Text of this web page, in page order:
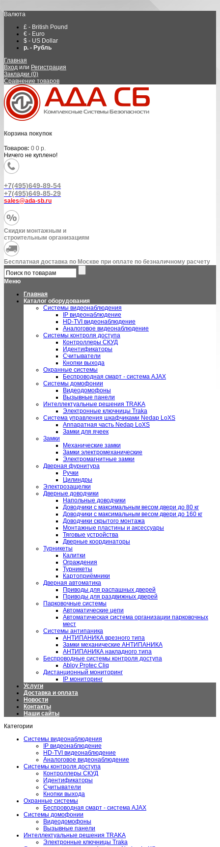
Валюта
£ - British Pound
€ - Euro
$ - US Dollar
р. - Рубль
Главная
Вход или Регистрация
Закладки (0)
Сравнение товаров
Корзина покупок
Товаров: 0 0 р.
Ничего не куплено!
+7(495)649-89-54
+7(495)649-85-29
sales@ada-sb.ru
Скидки монтажным и
строительным организациям
Бесплатная доставка по Москве при оплате по безналичному расчету
Меню
Главная
Каталог оборудования
Системы видеонаблюдения
IP видеонаблюдение
HD-TVI видеонаблюдение
Аналоговое видеонаблюдение
Системы контроля доступа
Контроллеры СКУД
Идентификаторы
Считыватели
Кнопки выхода
Охранные системы
Беспроводная смарт - система AJAX
Системы домофонии
Видеодомофоны
Вызывные панели
Интеллектуальные решения TRAKA
Электронные ключницы Traka
Система управления шкафчиками Nedap LoXS
Аппаратная часть Nedap LoXS
Замки для ячеек
Замки
Механические замки
Замки электромеханические
Электромагнитные замки
Дверная фурнитура
Ручки
Цилиндры
Электрозащелки
Дверные доводчики
Напольные доводчики
Доводчики с максимальным весом двери до 80 кг
Доводчики с максимальным весом двери до 160 кг
Доводчики скрытого монтажа
Монтажные пластины и аксессуары
Тяговые устройства
Дверные координаторы
Турникеты
Калитки
Ограждения
Турникеты
Картоприёмники
Дверная автоматика
Приводы для распашных дверей
Приводы для раздвижных дверей
Парковочные системы
Автоматические цепи
Автоматическая система организации парковочных
мест
Системы антипаника
АНТИПАНИКА врезного типа
Замки механические АНТИПАНИКА
АНТИПАНИКА накладного типа
Беспроводные системы контроля доступа
Abloy Protec Cliq
Дистанционный мониторинг
IP мониторинг
Услуги
Доставка и оплата
Новости
Контакты
Наши сайты
Категории
Системы видеонаблюдения
IP видеонаблюдение
HD-TVI видеонаблюдение
Аналоговое видеонаблюдение
Системы контроля доступа
Контроллеры СКУД
Идентификаторы
Считыватели
Кнопки выхода
Охранные системы
Беспроводная смарт - система AJAX
Системы домофонии
Видеодомофоны
Вызывные панели
Интеллектуальные решения TRAKA
Электронные ключницы Traka